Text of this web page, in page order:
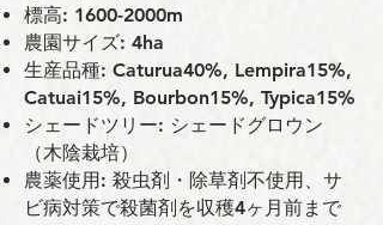
標⾼: 1600-2000m
農園サイズ: 4ha
⽣産品種: Caturua40%, Lempira15%,
Catuai15%, Bourbon15%, Typica15%
シェードツリー: シェードグロウン
（⽊陰栽培）
農薬使⽤: 殺⾍剤・除草剤不使⽤、サ
ビ病対策で殺菌剤を収穫4ヶ⽉前まで